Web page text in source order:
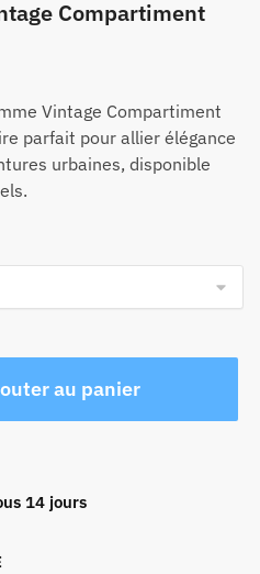
Compartiment
Vintage Compartiment
parfait pour allier élégance
urbaines, disponible
au panier
14 jours